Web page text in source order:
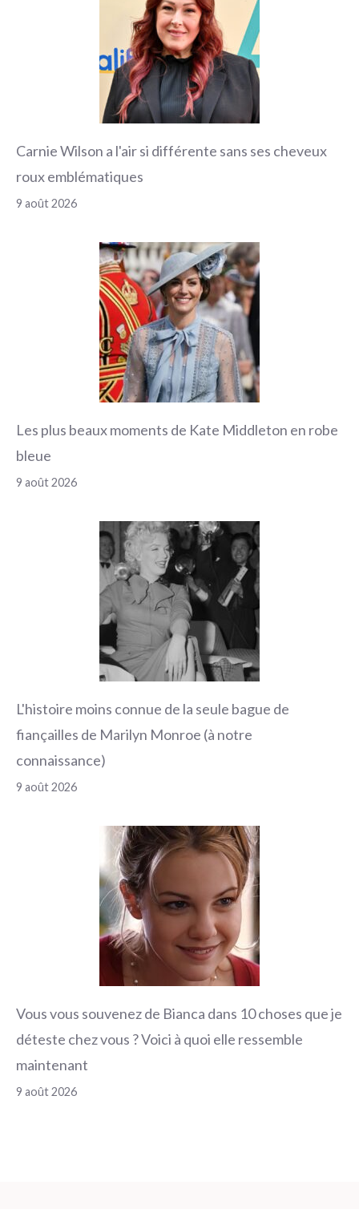
Carnie Wilson a l'air si différente sans ses cheveux
roux emblématiques
9 août 2026
Les plus beaux moments de Kate Middleton en robe
bleue
9 août 2026
L'histoire moins connue de la seule bague de
fiançailles de Marilyn Monroe (à notre
connaissance)
9 août 2026
Vous vous souvenez de Bianca dans 10 choses que je
déteste chez vous ? Voici à quoi elle ressemble
maintenant
9 août 2026